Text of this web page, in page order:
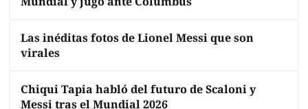
Las inéditas fotos de Lionel Messi que son
virales
Chiqui Tapia habló del futuro de Scaloni y
Messi tras el Mundial 2026